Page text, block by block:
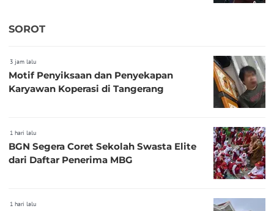
SOROT
3 jam lalu
Motif Penyiksaan dan Penyekapan
Karyawan Koperasi di Tangerang
1 hari lalu
BGN Segera Coret Sekolah Swasta Elite
dari Daftar Penerima MBG
1 hari lalu